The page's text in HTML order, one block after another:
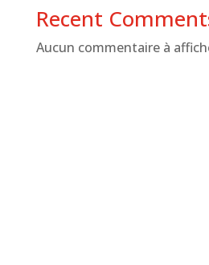
Recent
Aucun commentaire à